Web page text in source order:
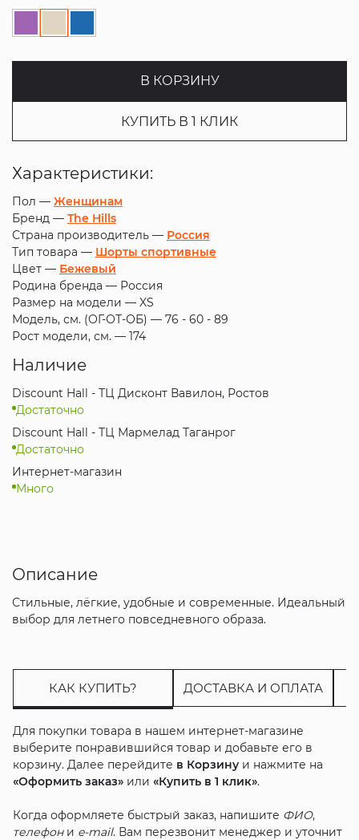
В КОРЗИНУ
КУПИТЬ В 1 КЛИК
Характеристики:
Пол — Женщинам
Бренд — The Hills
Страна производитель — Россия
Тип товара — Шорты спортивные
Цвет — Бежевый
Родина бренда — Россия
Размер на модели — XS
Модель, см. (ОГ-ОТ-ОБ) — 76 - 60 - 89
Рост модели, см. — 174
Наличие
Discount Hall - ТЦ Дисконт Вавилон, Ростов
Достаточно
Discount Hall - ТЦ Мармелад Таганрог
Достаточно
Интернет-магазин
Много
Описание
Стильные, лёгкие, удобные и современные. Идеальный
выбор для летнего повседневного образа.
КАК КУПИТЬ? ДОСТАВКА И ОПЛАТА
Для покупки товара в нашем интернет-магазине
выберите понравившийся товар и добавьте его в
корзину. Далее перейдите в Корзинуи нажмите на
«Оформить заказ»или «Купить в 1 клик».
Когда оформляете быстрый заказ, напишите ФИО,
телефони e-mail. Вам перезвонит менеджер и уточнит